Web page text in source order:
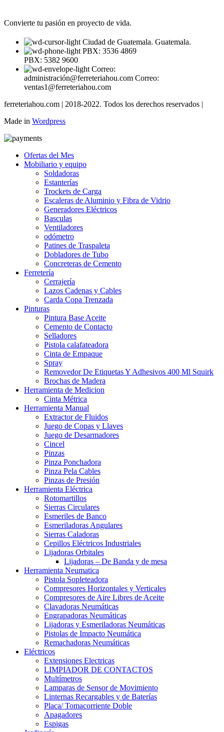
Convierte tu pasión en proyecto de vida.
Ciudad de Guatemala. Guatemala.
PBX: 3536 4869
PBX: 5382 9600
Correo:
administración@ferreteriahou.com Correo:
ventas1@ferreteriahou.com
ferreteriahou.com | 2018-2022. Todos los derechos reservados |
Made in Wordpress
Ofertas del Mes
Mobiliario y equipo
Soldadoras
Estanterías
Trockets de Carga
Escaleras de Aluminio y Fibra de Vidrio
Generadores Eléctricos
Basculas
Ventiladores
odómetro
Patines de Traspaleta
Dobladores de Tubo
Concreteras de Cemento
Ferretería
Cerrajería
Lazos Cadenas y Cables
Carda Copa Trenzada
Pinturas
Pintura Base Aceite
Cemento de Contacto
Selladores
Pistola calafateadora
Cinta de Empaque
Spray
Removedor De Etiquetas Y Adhesivos 400 Ml Squirk
Brochas de Madera
Herramienta de Medicion
Cinta Métrica
Herramienta Manual
Extractor de Fluidos
Juego de Copas y Llaves
Juego de Desarmadores
Cincel
Pinzas
Pinza Ponchadora
Pinza Pela Cables
Pinzas de Presión
Herramienta Eléctrica
Rotomartillos
Sierras Circulares
Esmeriles de Banco
Esmeriladoras Angulares
Sierras Caladoras
Cepillos Eléctricos Industriales
Lijadoras Orbitales
Lijadoras – De Banda y de mesa
Herramienta Neumatica
Pistola Sopleteadora
Compresores Horizontales y Verticales
Compresores de Aire Libres de Aceite
Clavadoras Neumáticas
Engrapadoras Neumáticas
Lijadoras y Esmeriladoras Neumáticas
Pistolas de Impacto Neumática
Remachadoras Neumáticas
Eléctricos
Extensiones Electricas
LIMPIADOR DE CONTACTOS
Multímetros
Lamparas de Sensor de Movimiento
Linternas Recargables y de Baterías
Placa/ Tomacorriente Doble
Apagadores
Espigas